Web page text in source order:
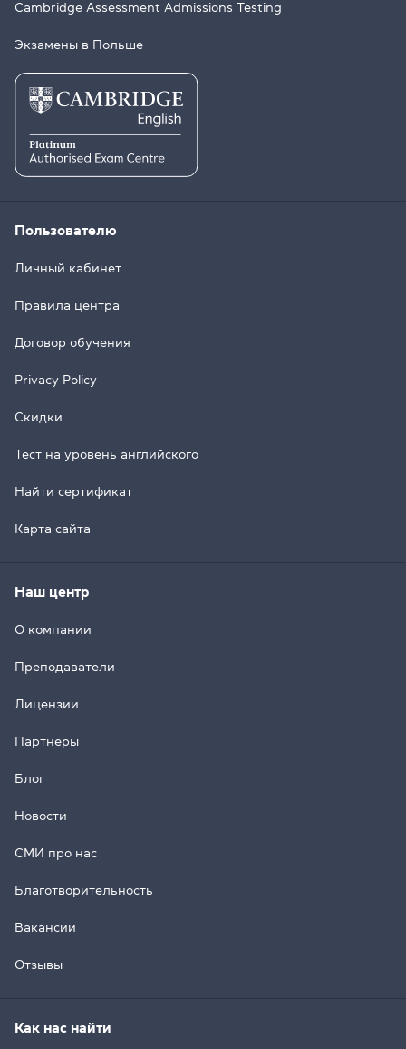
Cambridge Assessment Admissions Testing
Экзамены в Польше
Пользователю
Личный кабинет
Правила центра
Договор обучения
Privacy Policy
Скидки
Тест на уровень английского
Найти сертификат
Карта сайта
Наш центр
О компании
Преподаватели
Лицензии
Партнёры
Блог
Новости
СМИ про нас
Благотворительность
Вакансии
Отзывы
Как нас найти